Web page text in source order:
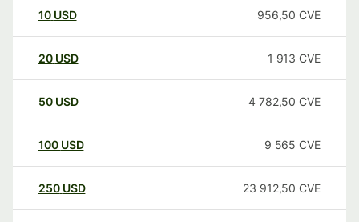
10 USD 956,50 CVE
20 USD 1 913 CVE
50 USD 4 782,50 CVE
100 USD 9 565 CVE
250 USD 23 912,50 CVE